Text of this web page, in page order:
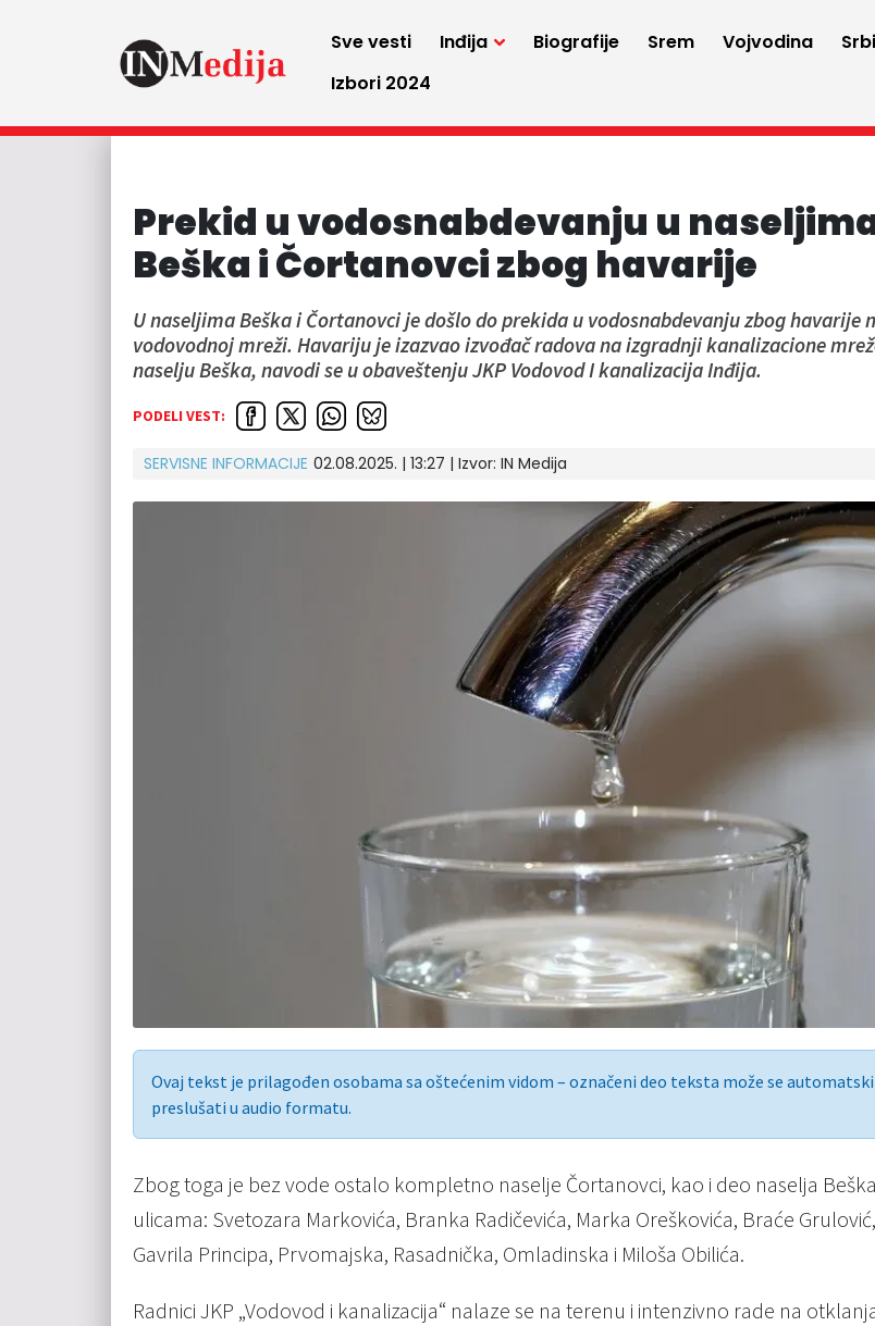
Sve vesti Inđija Biografije Srem Vojvodina
Izbori 2024
Prekid u vodosnabdevanju u
Beška i Čortanovci zbog havarije
U naseljima Beška i Čortanovci je došlo do prekida u vodosnabdevanju zbog havarije
vodovodnoj mreži. Havariju je izazvao izvođač radova na izgradnji kanalizacione
naselju Beška, navodi se u obaveštenju JKP Vodovod I kanalizacija Inđija.
PODELI VEST:
SERVISNE INFORMACIJE 02.08.2025. | 13:27 | Izvor: IN Medija
Ovaj tekst je prilagođen osobama sa oštećenim vidom – označeni deo teksta može se automatski
preslušati u audio formatu.
Zbog toga je bez vode ostalo kompletno naselje Čortanovci, kao i deo naselja
ulicama: Svetozara Markovića, Branka Radičevića, Marka Oreškovića, Braće Grulović,
Gavrila Principa, Prvomajska, Rasadnička, Omladinska i Miloša Obilića.
Radnici JKP „Vodovod i kanalizacija“ nalaze se na terenu i intenzivno rade na